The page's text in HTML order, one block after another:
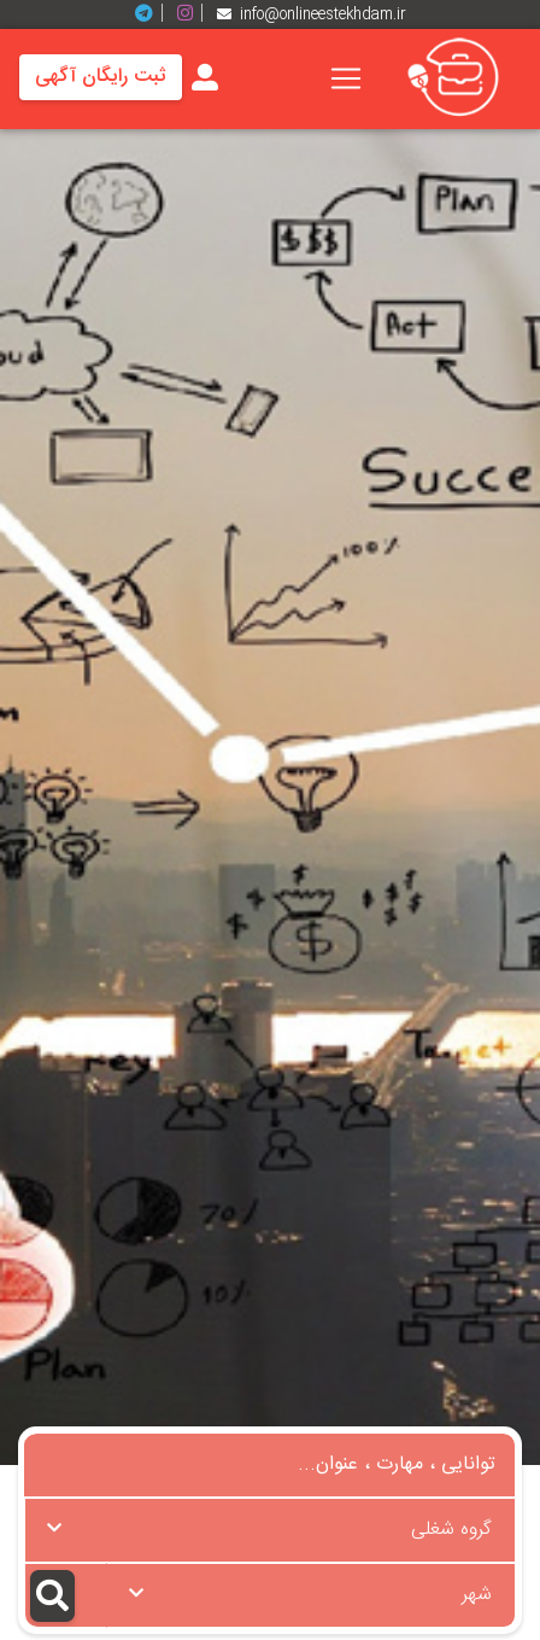
info@onlineestekhdam.ir
خانه
های
شغلی
رزومه
ها
اخبار
مشاغل
درباره
ما
ثبت رایگان آگهی
گروه شغلی
شهر